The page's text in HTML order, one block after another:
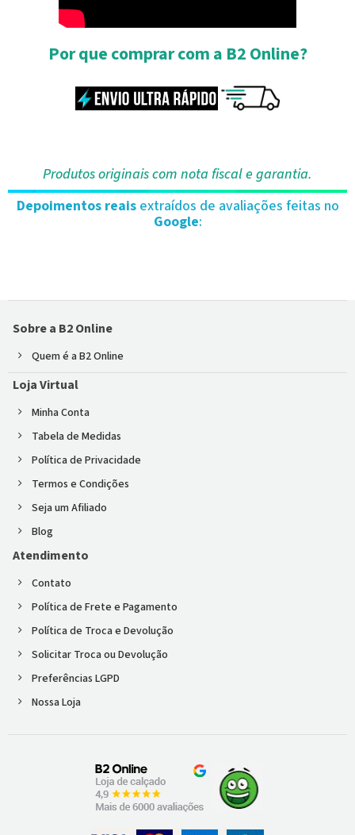
Por que comprar com a B2 Online?
Produtos originais com nota fiscal e garantia.
Depoimentos reaisextraídos de avaliações feitas no
Google:
Sobre a B2 Online
Quem é a B2 Online
Loja Virtual
Minha Conta
Tabela de Medidas
Política de Privacidade
Termos e Condições
Seja um Afiliado
Blog
Atendimento
Contato
Política de Frete e Pagamento
Política de Troca e Devolução
Solicitar Troca ou Devolução
Preferências LGPD
Nossa Loja